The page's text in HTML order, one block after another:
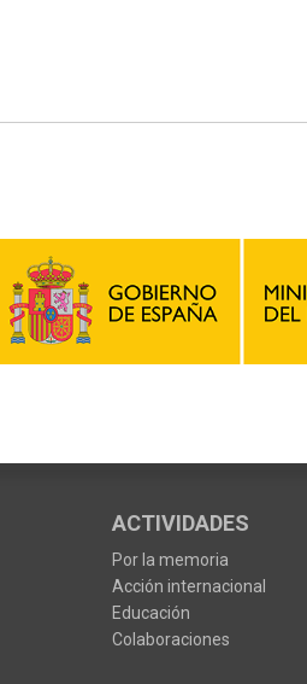
ACTIVIDADES
Por la memoria
Acción internacional
Educación
Colaboraciones